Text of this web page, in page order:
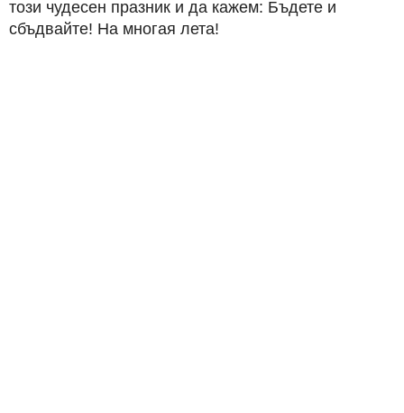
този чудесен празник и да кажем: Бъдете и
сбъдвайте! На многая лета!